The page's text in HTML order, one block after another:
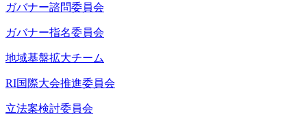
ガバナー諮問委員会
ガバナー指名委員会
地域基盤拡大チーム
RI国際大会推進委員会
立法案検討委員会